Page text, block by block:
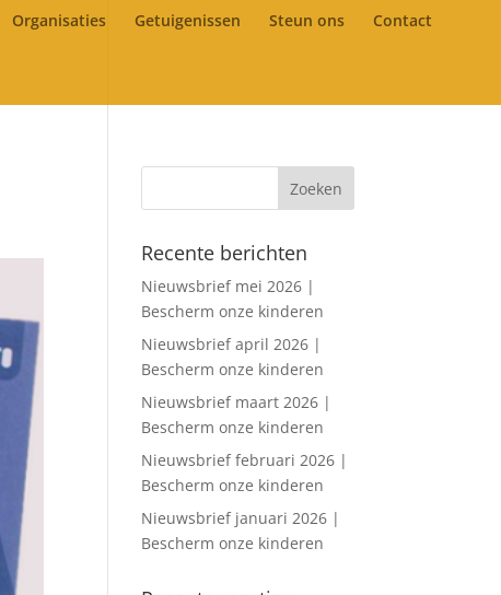
Organisaties Getuigenissen Steun ons Contact
Recente berichten
Nieuwsbrief mei 2026 |
Bescherm onze kinderen
Nieuwsbrief april 2026 |
Bescherm onze kinderen
Nieuwsbrief maart 2026 |
Bescherm onze kinderen
Nieuwsbrief februari 2026 |
Bescherm onze kinderen
Nieuwsbrief januari 2026 |
Bescherm onze kinderen